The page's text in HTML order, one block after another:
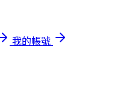
我的帳號